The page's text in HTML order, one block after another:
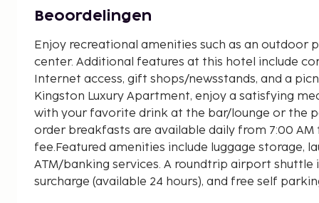
Beoordelingen
Enjoy recreational amenities such as an outdoor
center. Additional features at this hotel include
Internet access, gift shops/newsstands, and a
Kingston Luxury Apartment, enjoy a satisfying
with your favorite drink at the bar/lounge or the
order breakfasts are available daily from 7:00
fee.Featured amenities include luggage storage,
ATM/banking services. A roundtrip airport shuttle
surcharge (available 24 hours), and free self